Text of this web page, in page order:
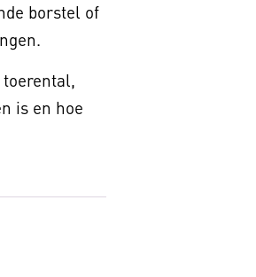
borstel of
is en hoe